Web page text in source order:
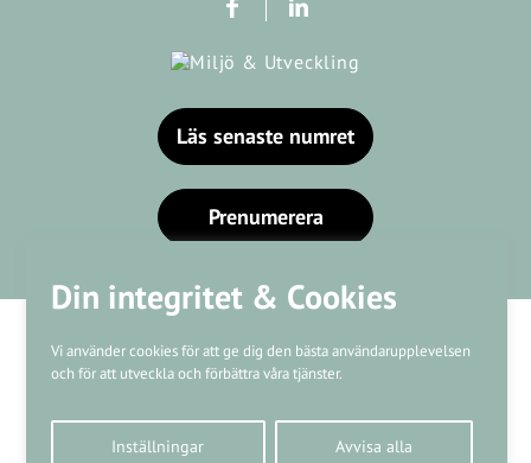
Din integritet & Cookies
Vi använder cookies för att ge dig den bästa användarupplevelsen
och för att utveckla och förbättra våra tjänster.
Inställningar Avvisa alla
Läs senaste numret
Prenumerera